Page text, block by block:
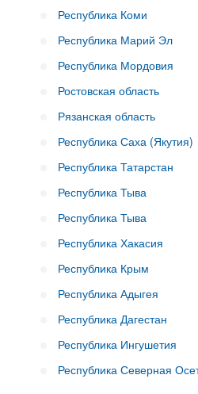
Республика Коми
Республика Марий Эл
Республика Мордовия
Ростовская область
Рязанская область
Республика Саха (Якутия)
Республика Татарстан
Республика Тыва
Республика Тыва
Республика Хакасия
Республика Крым
Республика Адыгея
Республика Дагестан
Республика Ингушетия
Республика Северная